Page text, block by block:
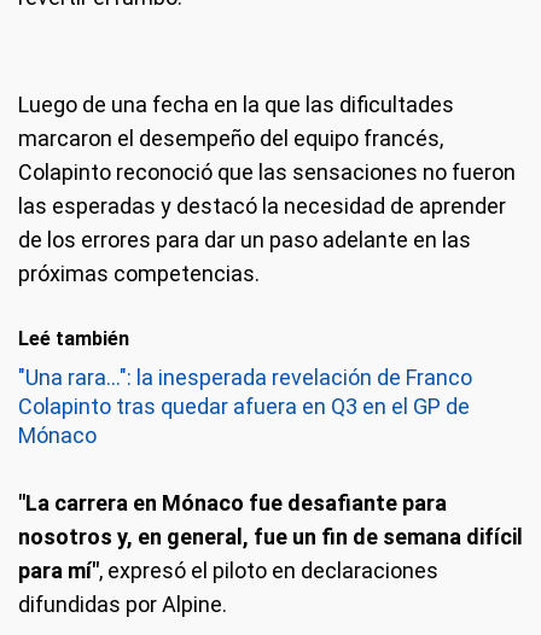
Luego de una fecha en la que las dificultades
marcaron el desempeño del equipo francés,
Colapinto reconoció que las sensaciones no fueron
las esperadas y destacó la necesidad de aprender
de los errores para dar un paso adelante en las
próximas competencias.
Leé también
"Una rara...": la inesperada revelación de Franco
Colapinto tras quedar afuera en Q3 en el GP de
Mónaco
"La carrera en Mónaco fue desafiante para
nosotros y, en general, fue un fin de semana difícil
para mí", expresó el piloto en declaraciones
difundidas por Alpine.